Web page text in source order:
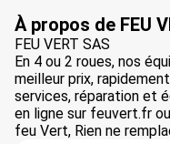
À propos de FEU
FEU VERT SAS
En 4 ou 2 roues, nos
meilleur prix,
services, réparation et
en ligne sur feuvert.fr
feu Vert, Rien ne